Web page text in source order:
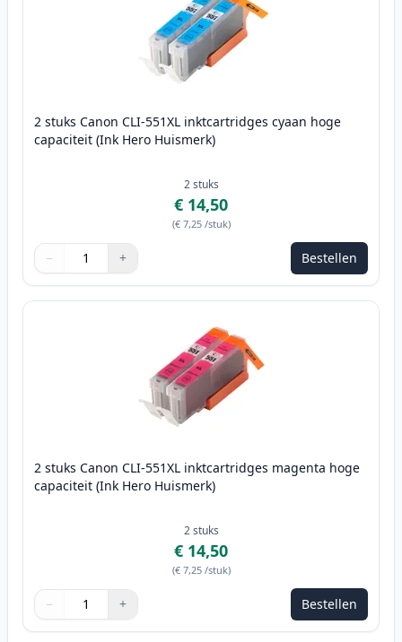
2 stuks Canon CLI-551XL inktcartridges cyaan hoge
capaciteit (Ink Hero Huismerk)
2 stuks
€ 14,50
(€ 7,25 /stuk)
Aantal
Gebruik de knoppen om aan te passen
− +
Aantal 1 Bestellen
2 stuks Canon CLI-551XL inktcartridges magenta hoge
capaciteit (Ink Hero Huismerk)
2 stuks
€ 14,50
(€ 7,25 /stuk)
Aantal
Gebruik de knoppen om aan te passen
− +
Aantal 1 Bestellen